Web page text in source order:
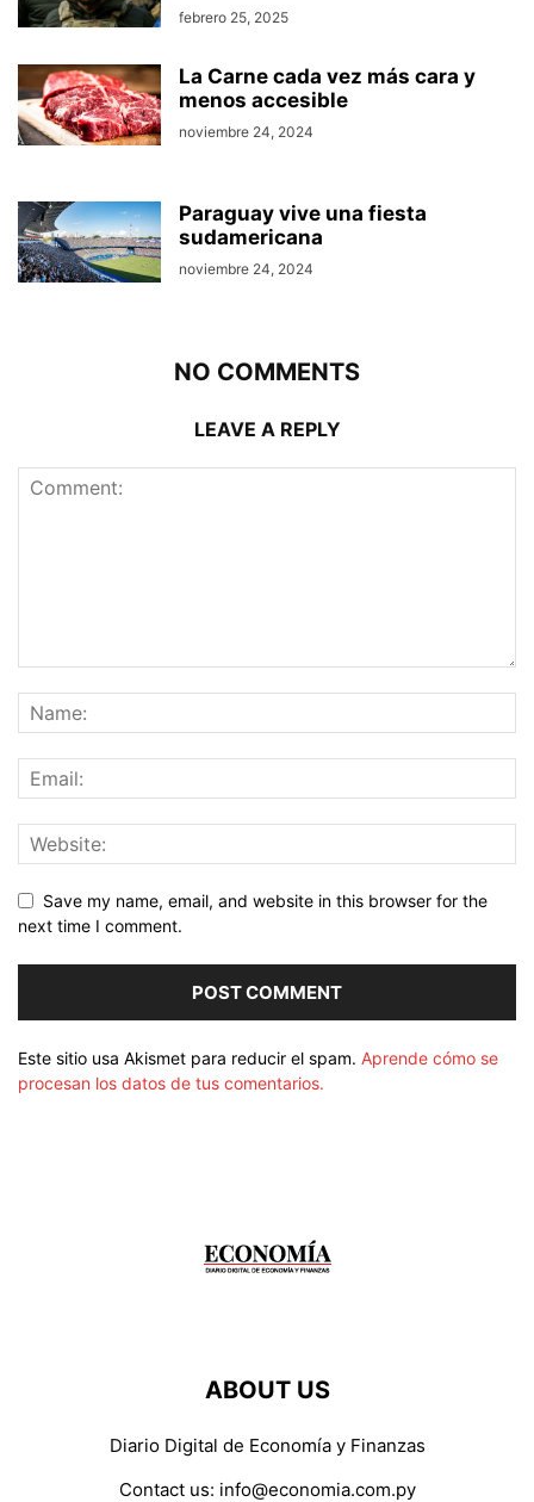
febrero 25, 2025
La Carne cada vez más cara y
menos accesible
noviembre 24, 2024
Paraguay vive una fiesta
sudamericana
noviembre 24, 2024
NO COMMENTS
LEAVE A REPLY
Save my name, email, and website in this browser for the
next time I comment.
Este sitio usa Akismet para reducir el spam. Aprende cómo se
procesan los datos de tus comentarios.
ABOUT US
Diario Digital de Economía y Finanzas
Contact us: info@economia.com.py